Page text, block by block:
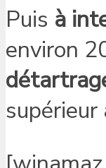
Puis à
environ